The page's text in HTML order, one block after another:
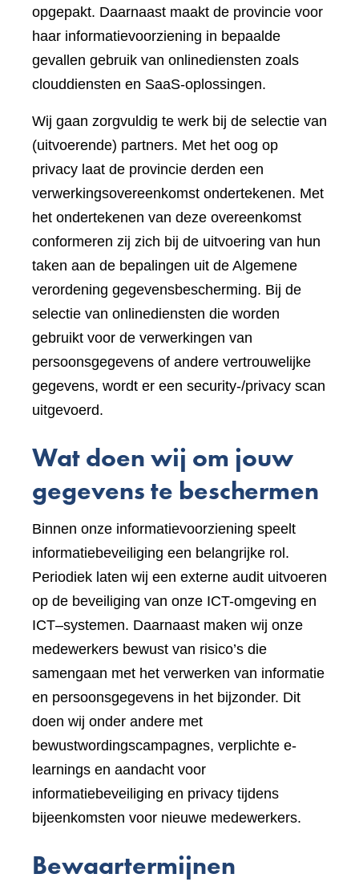
opgepakt. Daarnaast maakt de provincie voor
haar informatievoorziening in bepaalde
gevallen gebruik van onlinediensten zoals
clouddiensten en SaaS-oplossingen.
Wij gaan zorgvuldig te werk bij de selectie van
(uitvoerende) partners. Met het oog op
privacy laat de provincie derden een
verwerkingsovereenkomst ondertekenen. Met
het ondertekenen van deze overeenkomst
conformeren zij zich bij de uitvoering van hun
taken aan de bepalingen uit de Algemene
verordening gegevensbescherming. Bij de
selectie van onlinediensten die worden
gebruikt voor de verwerkingen van
persoonsgegevens of andere vertrouwelijke
gegevens, wordt er een security-/privacy scan
uitgevoerd.
Wat doen wij om jouw
gegevens te beschermen
Binnen onze informatievoorziening speelt
informatiebeveiliging een belangrijke rol.
Periodiek laten wij een externe audit uitvoeren
op de beveiliging van onze ICT-omgeving en
ICT–systemen. Daarnaast maken wij onze
medewerkers bewust van risico’s die
samengaan met het verwerken van informatie
en persoonsgegevens in het bijzonder. Dit
doen wij onder andere met
bewustwordingscampagnes, verplichte e-
learnings en aandacht voor
informatiebeveiliging en privacy tijdens
bijeenkomsten voor nieuwe medewerkers.
Bewaartermijnen